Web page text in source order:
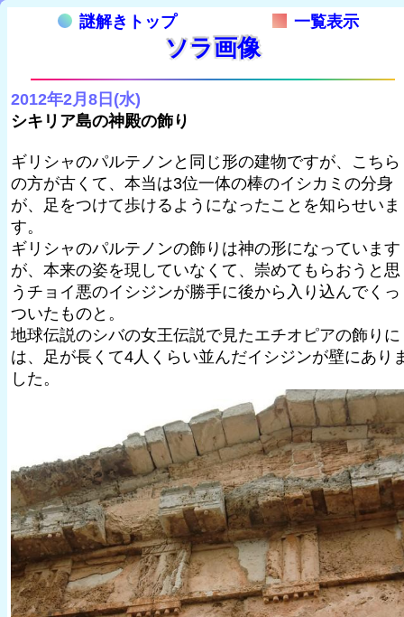
謎解きトップ 一覧表示
ソラ画像
2012年2月8日(水)
シキリア島の神殿の飾り
ギリシャのパルテノンと同じ形の建物ですが、こちら
の方が古くて、本当は3位一体の棒のイシカミの分身
が、足をつけて歩けるようになったことを知らせいま
す。
ギリシャのパルテノンの飾りは神の形になっています
が、本来の姿を現していなくて、崇めてもらおうと思
うチョイ悪のイシジンが勝手に後から入り込んでくっ
ついたものと。
地球伝説のシバの女王伝説で見たエチオピアの飾りに
は、足が長くて4人くらい並んだイシジンが壁にあり
した。